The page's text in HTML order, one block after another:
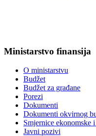
Ministarstvo finansija
O ministarstvu
Budžet
Budžet za građane
Porezi
Dokumenti
Dokumenti okvirnog
Smjernice ekonomske
Javni pozivi